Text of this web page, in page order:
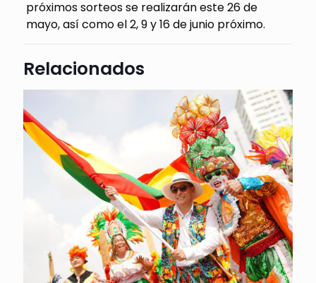
próximos sorteos se realizarán este 26 de
mayo, así como el 2, 9 y 16 de junio próximo.
Relacionados